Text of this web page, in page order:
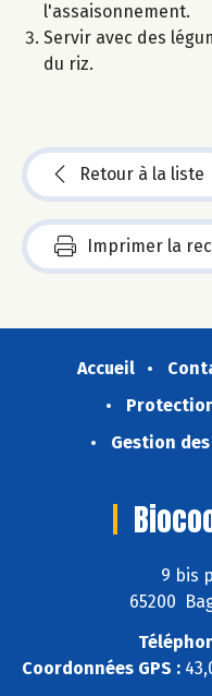
l'assaisonnement.
Servir avec des
du riz.
Retour à la liste
Imprimer la
Accueil
Gestion
9 bis
65200
Coordonnées GPS :